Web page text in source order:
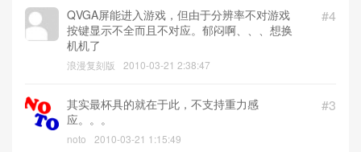
#4
QVGA屏能进入游戏，但由于分辨率不对游戏
按键显示不全而且不对应。郁闷啊、、、想换
机机了
浪漫复刻版 2010-03-21 2:38:47
#3
其实最杯具的就在于此，不支持重力感
应。。。
noto 2010-03-21 1:15:49